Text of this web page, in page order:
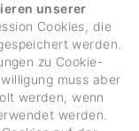
unserer
Cookies, die
werden.
zu Cookie-
muss aber
werden, wenn
werden.